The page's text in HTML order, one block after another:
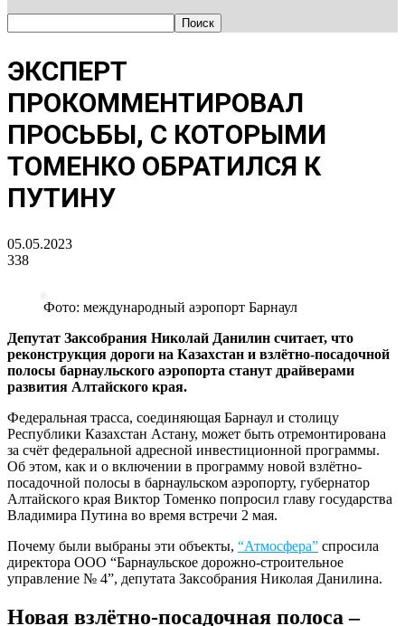
ЭКСПЕРТ
ПРОКОММЕНТИРОВАЛ
ПРОСЬБЫ, С КОТОРЫМИ
ТОМЕНКО ОБРАТИЛСЯ К
ПУТИНУ
05.05.2023
338
Фото: международный аэропорт Барнаул
Депутат Заксобрания Николай Данилин считает, что
реконструкция дороги на Казахстан и взлётно-посадочной
полосы барнаульского аэропорта станут драйверами
развития Алтайского края.
Федеральная трасса, соединяющая Барнаул и столицу
Республики Казахстан Астану, может быть отремонтирована
за счёт федеральной адресной инвестиционной программы.
Об этом, как и о включении в программу новой взлётно-
посадочной полосы в барнаульском аэропорту, губернатор
Алтайского края Виктор Томенко попросил главу государства
Владимира Путина во время встречи 2 мая.
Почему были выбраны эти объекты, “Атмосфера” спросила
директора ООО “Барнаульское дорожно-строительное
управление № 4”, депутата Заксобрания Николая Данилина.
Новая взлётно-посадочная полоса –